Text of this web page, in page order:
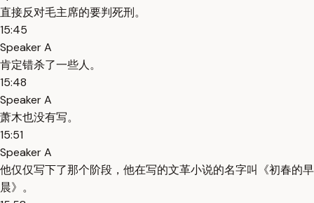
直接反对毛主席的要判死刑。
15:45
Speaker A
肯定错杀了一些人。
15:48
Speaker A
萧木也没有写。
15:51
Speaker A
他仅仅写下了那个阶段，他在写的文革小说的名字叫《初春的早
晨》。